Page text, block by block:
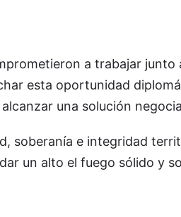
a trabajar junto
esta oportunidad
una solución
soberanía e integridad
un alto el fuego sólido y